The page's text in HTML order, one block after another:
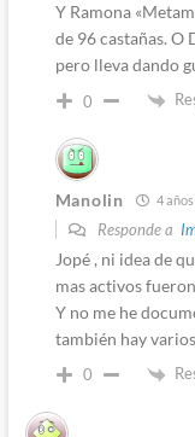
Y Ramona
de 96 castañas. O
pero lleva dando
0
Manolin 4
Responde a
Jopé , ni idea de
mas activos
Y no me he
también hay
0